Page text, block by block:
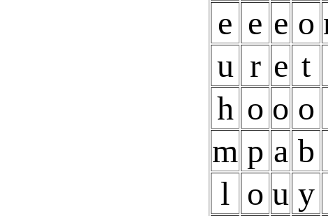
e e e o
u r e t
h o o o
m p a b
l o u y